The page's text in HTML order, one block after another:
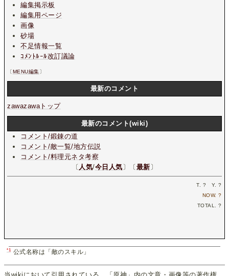
編集掲示板
編集用ページ
画像
砂場
不足情報一覧
ｺﾒﾝﾄﾙｰﾙ改訂議論
〔MENU編集〕
最新のコメント
zawazawaトップ
最新のコメント(wiki)
コメント/鍛錬の道
コメント/敵一覧/地方伝説
コメント/料理元ネタ考察
〔 人気/今日人気 〕〔 最新 〕
T. ? Y.?
NOW.?
TOTAL.?
*1 公式名称は「敵のスキル」